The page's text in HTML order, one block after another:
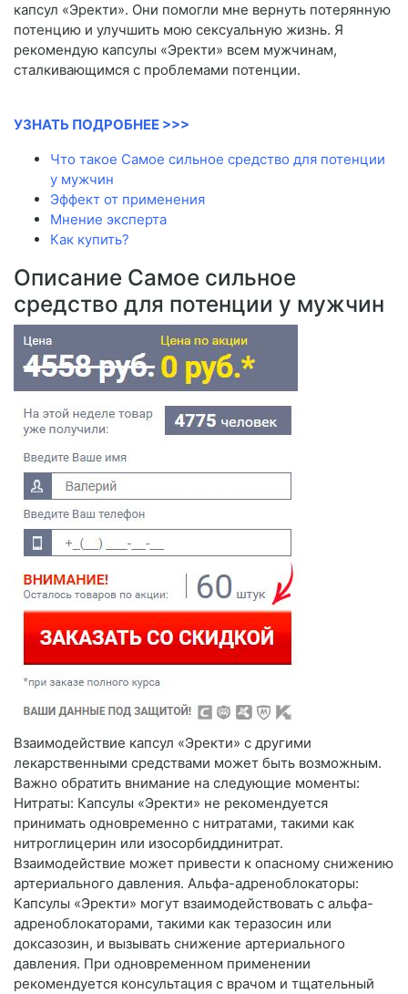
капсул «Эректи». Они помогли мне вернуть потерянную
потенцию и улучшить мою сексуальную жизнь. Я
рекомендую капсулы «Эректи» всем мужчинам,
сталкивающимся с проблемами потенции.
УЗНАТЬ ПОДРОБНЕЕ >>>
Что такое Самое сильное средство для потенции
у мужчин
Эффект от применения
Мнение эксперта
Как купить?
Описание Самое сильное
средство для потенции у мужчин
Взаимодействие капсул «Эректи» с другими
лекарственными средствами может быть возможным.
Важно обратить внимание на следующие моменты:
Нитраты: Капсулы «Эректи» не рекомендуется
принимать одновременно с нитратами, такими как
нитроглицерин или изосорбиддинитрат.
Взаимодействие может привести к опасному снижению
артериального давления. Альфа-адреноблокаторы:
Капсулы «Эректи» могут взаимодействовать с альфа-
адреноблокаторами, такими как теразосин или
доксазозин, и вызывать снижение артериального
давления. При одновременном применении
рекомендуется консультация с врачом и тщательный